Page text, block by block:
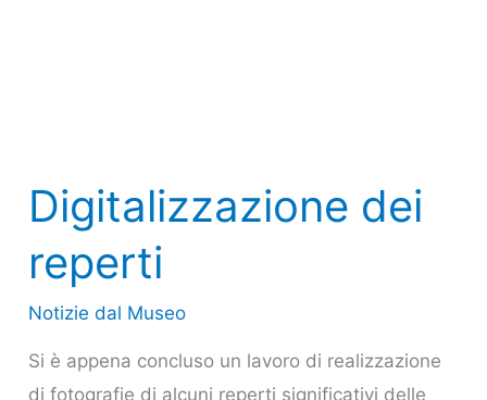
Digitalizzazione dei
reperti
Notizie dal Museo
Si è appena concluso un lavoro di realizzazione
di fotografie di alcuni reperti significativi delle